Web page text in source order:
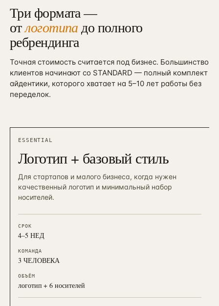
Три формата —
отлоготипадо полного
ребрендинга
Точная стоимость считается под бизнес. Большинство
клиентов начинают со STANDARD — полный комплект
айдентики, которого хватает на 5–10 лет работы без
переделок.
ESSENTIAL
Логотип + базовый стиль
Для стартапов и малого бизнеса, когда нужен
качественный логотип и минимальный набор
носителей.
СРОК
4–5 НЕД
КОМАНДА
3 ЧЕЛОВЕКА
ОБЪЁМ
логотип + 6 носителей